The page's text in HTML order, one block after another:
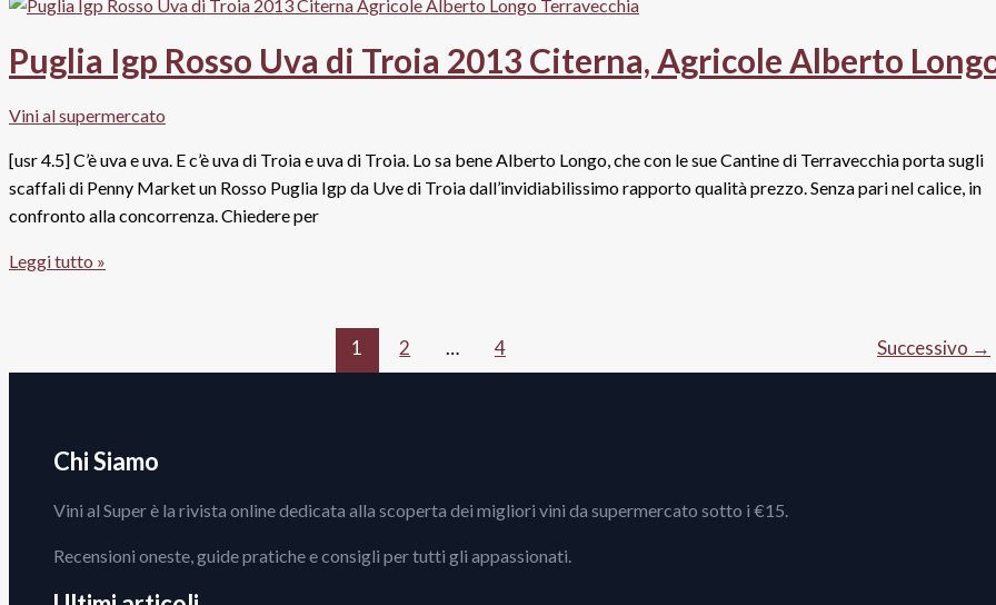
Supermercato:
migliori
2017.
Castello
di
Corbara
Cantina
Puglia Igp Rosso Uva di Troia 2013 Citerna, Agricole Alberto
Vini al supermercato
[usr 4.5] C’è uva e uva. E c’è uva di Troia e uva di Troia. Lo sa bene Alberto Longo, che con le sue Cantine di Terravecchia porta sugli
scaffali di Penny Market un Rosso Puglia Igp da Uve di Troia dall’invidiabilissimo rapporto qualità prezzo. Senza pari nel calice, in
confronto alla concorrenza. Chiedere per
Puglia
di
Citerna,
Alberto
Leggi tutto »
1 2 … 4 Successivo →
Chi Siamo
Vini al Super è la rivista online dedicata alla scoperta dei migliori vini da supermercato sotto i €15.
Recensioni oneste, guide pratiche e consigli per tutti gli appassionati.